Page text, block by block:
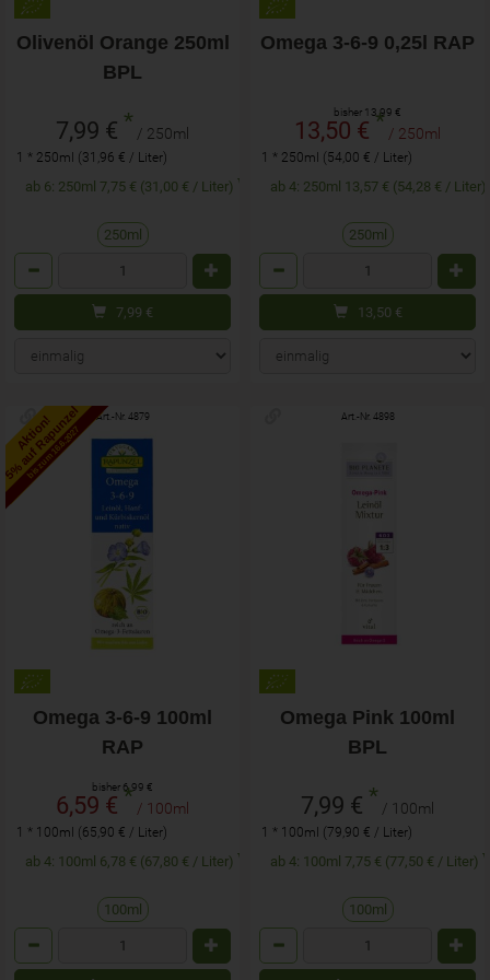
Olivenöl Orange 250ml
BPL
7,99 € * / 250ml
1 * 250ml (31,96 € / Liter)
ab 6: 250ml 7,75 € (31,00 € / Liter)
250ml
7,99 €
Omega 3-6-9 0,25l RAP
bisher 13,99 €
13,50 €* / 250ml
1 * 250ml (54,00 € / Liter)
ab 4: 250ml 13,57 € (54,28 € / Liter)
250ml
13,50 €
Aktion!
5% auf Rapunzel
bis zum 16.6.2027
Art.-Nr. 4879
Omega 3-6-9 100ml
RAP
bisher 6,99 €
6,59 €* / 100ml
1 * 100ml (65,90 € / Liter)
ab 4: 100ml 6,78 € (67,80 € / Liter)
100ml
Art.-Nr. 4898
Omega Pink 100ml
BPL
7,99 € * / 100ml
1 * 100ml (79,90 € / Liter)
ab 4: 100ml 7,75 € (77,50 € / Liter)
100ml